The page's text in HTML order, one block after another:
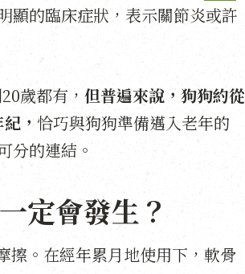
顯的臨床症狀，表示關節炎或許
歲都有， 但普遍來說，狗狗約從
， 恰巧與狗狗準備邁入老年的
分的連結。
定會發生？
擦。在經年累月地使用下，軟骨